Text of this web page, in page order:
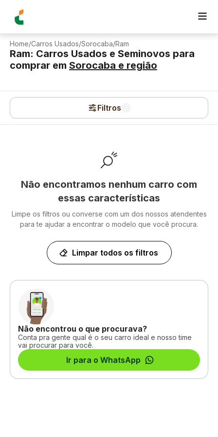
Home/Carros Usados/Sorocaba/Ram
Ram: Carros Usados e Seminovos para
comprar em Sorocaba e região
Filtros
Não encontramos nenhum carro com
essas características
Limpe os filtros ou converse com um dos nossos atendentes
para te ajudar a encontrar o modelo que você procura.
Limpar todos os filtros
Não encontrou o que procurava?
Conta pra gente qual é o seu carro ideal e nosso time
vai procurar para você.
Ir para o WhatsApp